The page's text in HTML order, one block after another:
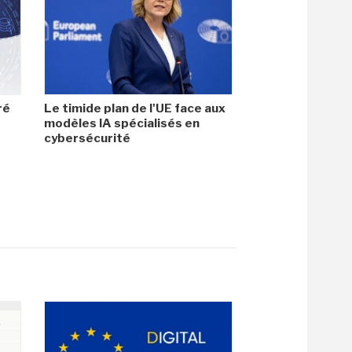
Le timide plan de l'UE face aux
modèles IA spécialisés en
cybersécurité